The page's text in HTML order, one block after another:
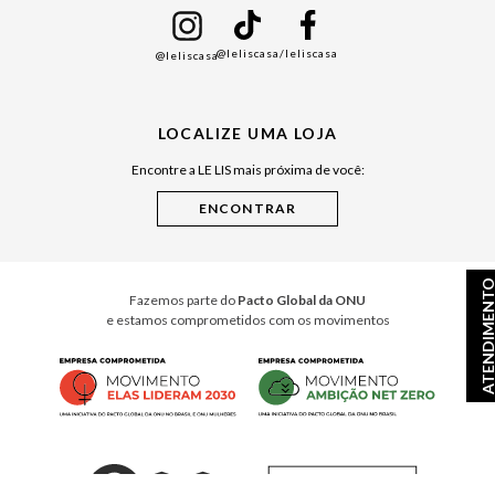
Cuidados Casa
@leliscasa@leliscasa/leliscasa
LOCALIZE UMA LOJA
Encontre a LE LIS mais próxima de você:
Fazemos parte do Pacto Global da ONU
e estamos comprometidos com os movimentos